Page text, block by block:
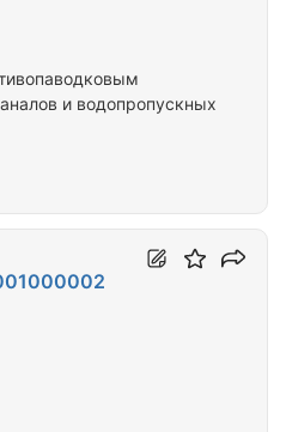
и водопропускных